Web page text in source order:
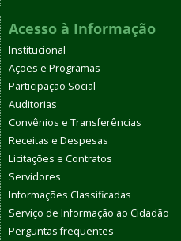
Acesso à Informação
Institucional
Ações e Programas
Participação Social
Auditorias
Convênios e Transferências
Receitas e Despesas
Licitações e Contratos
Servidores
Informações Classificadas
Serviço de Informação ao Cidadão
Perguntas frequentes